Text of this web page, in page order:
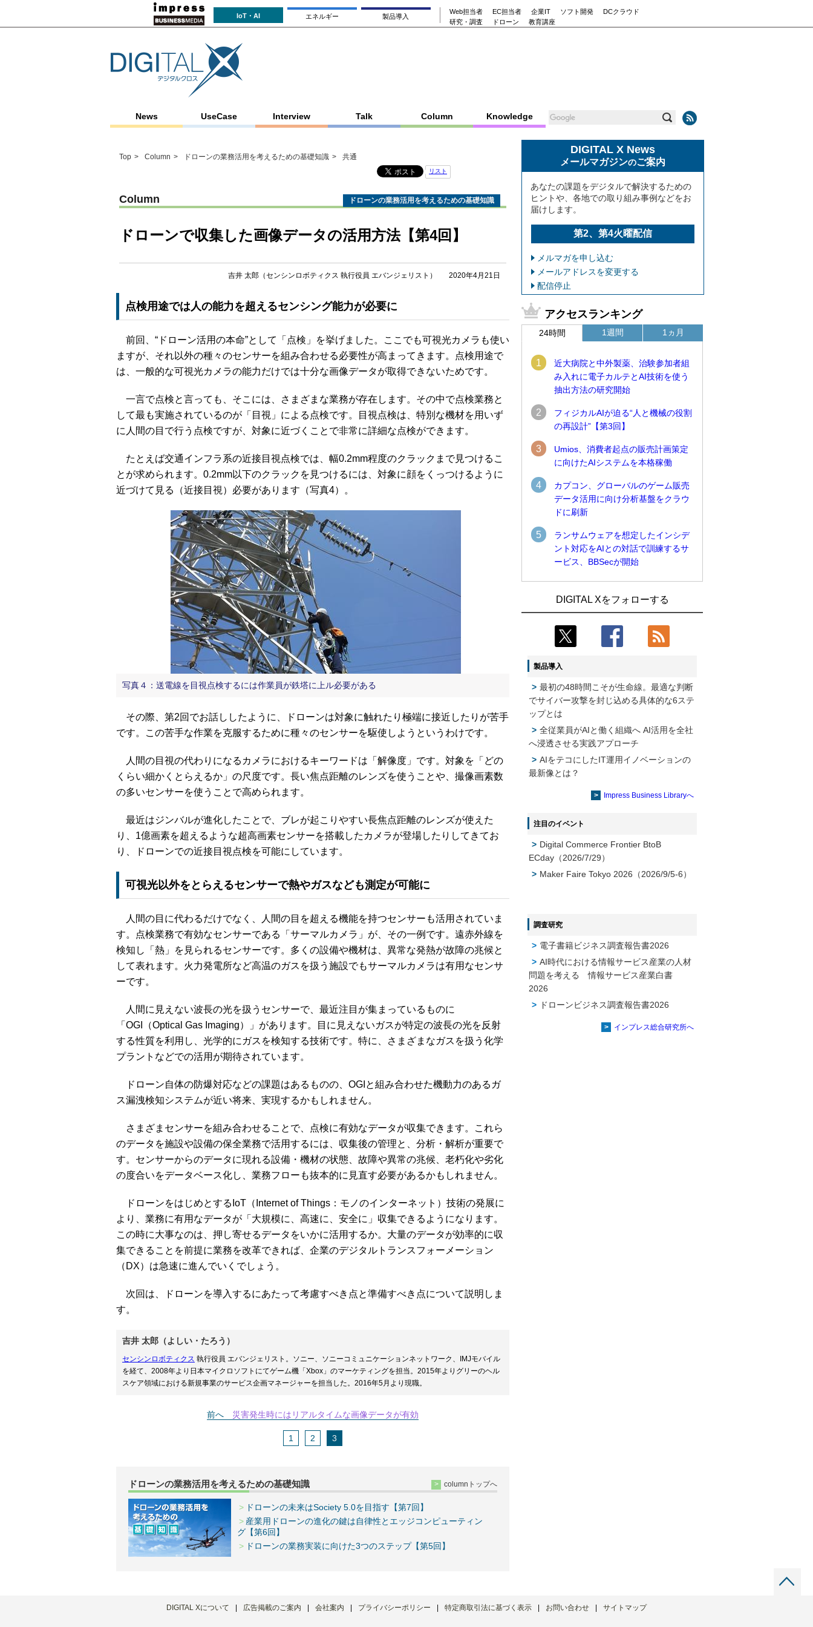
IoT・AI エネルギー 製品導入
Web担当者 EC担当者 企業IT ソフト開発
DCクラウド
研究・調査
ドローン 教育講座
News UseCase Interview Talk Column Knowledge
Top Column ドローンの業務活用を考えるための基礎知識 共通
リスト
Column ドローンの業務活用を考えるための基礎知識
ドローンで収集した画像データの活用方法【第4回】
吉井 太郎（センシンロボティクス 執行役員 エバンジェリスト） 2020年4月21日
点検用途では人の能力を超えるセンシング能力が必要に
前回、“ドローン活用の本命”として「点検」を挙げました。ここでも可視光カメラも使い
ますが、それ以外の種々のセンサーを組み合わせる必要性が高まってきます。点検用途で
は、一般的な可視光カメラの能力だけでは十分な画像データが取得できないためです。
一言で点検と言っても、そこには、さまざまな業務が存在します。その中で点検業務と
して最も実施されているのが「目視」による点検です。目視点検は、特別な機材を用いず
に人間の目で行う点検ですが、対象に近づくことで非常に詳細な点検ができます。
たとえば交通インフラ系の近接目視点検では、幅0.2mm程度のクラックまで見つけるこ
とが求められます。0.2mm以下のクラックを見つけるには、対象に顔をくっつけるように
近づけて見る（近接目視）必要があります（写真4）。
写真４：送電線を目視点検するには作業員が鉄塔に上ル必要がある
その際、第2回でお話ししたように、ドローンは対象に触れたり極端に接近したりが苦手
です。この苦手な作業を克服するために種々のセンサーを駆使しようというわけです。
人間の目視の代わりになるカメラにおけるキーワードは「解像度」です。対象を「どの
くらい細かくとらえるか」の尺度です。長い焦点距離のレンズを使うことや、撮像画素数
の多いセンサーを使うことで高められます。
最近はジンバルが進化したことで、ブレが起こりやすい長焦点距離のレンズが使えた
り、1億画素を超えるような超高画素センサーを搭載したカメラが登場したりしてきてお
り、ドローンでの近接目視点検を可能にしています。
可視光以外をとらえるセンサーで熱やガスなども測定が可能に
人間の目に代わるだけでなく、人間の目を超える機能を持つセンサーも活用されていま
す。点検業務で有効なセンサーである「サーマルカメラ」が、その一例です。遠赤外線を
検知し「熱」を見られるセンサーです。多くの設備や機材は、異常な発熱が故障の兆候と
して表れます。火力発電所など高温のガスを扱う施設でもサーマルカメラは有用なセンサ
ーです。
人間に見えない波長の光を扱うセンサーで、最近注目が集まっているものに
「OGI（Optical Gas Imaging）」があります。目に見えないガスが特定の波長の光を反射
する性質を利用し、光学的にガスを検知する技術です。特に、さまざまなガスを扱う化学
プラントなどでの活用が期待されています。
ドローン自体の防爆対応などの課題はあるものの、OGIと組み合わせた機動力のあるガ
ス漏洩検知システムが近い将来、実現するかもしれません。
さまざまセンサーを組み合わせることで、点検に有効なデータが収集できます。これら
のデータを施設や設備の保全業務で活用するには、収集後の管理と、分析・解析が重要で
す。センサーからのデータに現れる設備・機材の状態、故障や異常の兆候、老朽化や劣化
の度合いをデータベース化し、業務フローも抜本的に見直す必要があるかもしれません。
ドローンをはじめとするIoT（Internet of Things：モノのインターネット）技術の発展に
より、業務に有用なデータが「大規模に、高速に、安全に」収集できるようになります。
この時に大事なのは、押し寄せるデータをいかに活用するか。大量のデータが効率的に収
集できることを前提に業務を改革できれば、企業のデジタルトランスフォーメーション
（DX）は急速に進んでいくでしょう。
次回は、ドローンを導入するにあたって考慮すべき点と準備すべき点について説明しま
す。
吉井 太郎（よしい・たろう）
センシンロボティクス 執行役員 エバンジェリスト。ソニー、ソニーコミュニケーションネットワーク、IMJモバイル
を経て、2008年より日本マイクロソフトにてゲーム機「Xbox」のマーケティングを担当。2015年よりグリーのヘル
スケア領域における新規事業のサービス企画マネージャーを担当した。2016年5月より現職。
前へ 災害発生時にはリアルタイムな画像データが有効
1 2 3
ドローンの業務活用を考えるための基礎知識
ドローンの未来はSociety 5.0を目指す【第7回】
産業用ドローンの進化の鍵は自律性とエッジコンピューティン
グ【第6回】
ドローンの業務実装に向けた3つのステップ【第5回】
columnトップへ
DIGITAL X News
メールマガジンのご案内
あなたの課題をデジタルで解決するための
ヒントや、各地での取り組み事例などをお
届けします。
第2、第4火曜配信
メルマガを申し込む
メールアドレスを変更する
配信停止
アクセスランキング
24時間
1
近大病院と中外製薬、治験参加者組
み入れに電子カルテとAI技術を使う
抽出方法の研究開始
2
フィジカルAIが迫る“人と機械の役割
の再設計”【第3回】
3
Umios、消費者起点の販売計画策定
に向けたAIシステムを本格稼働
4
カプコン、グローバルのゲーム販売
データ活用に向け分析基盤をクラウ
ドに刷新
5
ランサムウェアを想定したインシデ
ント対応をAIとの対話で訓練するサ
ービス、BBSecが開始
1週間
けたAIシステムを本格稼働
近大病院と中外製薬、治験参加者組み入
れに電子カルテとAI技術を使う抽出方法
3
歩行ロボット利用を検証
4
【COMPUTEX 2026：Arm編】チップ自
社製造で鍵を握る台湾サプライチェー
ン、英Armが連携を強調
製造業の現場の暗黙知を組織横断で活用
するためのナレッジ管理基盤、LIGHTzが
1ヵ月
仮想化技術を使う統合基盤を本格稼働
鹿島建設、鋼管柱へのコンクリート充填
時の異常を検出するAIを遠隔監視システ
3
めているのか【第25回】
4
製造業の現場の暗黙知を組織横断で活用
するためのナレッジ管理基盤、LIGHTzが
提供
Umios、消費者起点の販売計画策定に向
けたAIシステムを本格稼働
DIGITAL Xをフォローする
製品導入
最初の48時間こそが生命線。最適な判断
でサイバー攻撃を封じ込める具体的な6ステ
ップとは
全従業員がAIと働く組織へ AI活用を全社
へ浸透させる実践アプローチ
AIをテコにしたIT運用イノベーションの
最新像とは？
Impress Business Libraryへ
注目のイベント
Digital Commerce Frontier BtoB
ECday（2026/7/29）
Maker Faire Tokyo 2026（2026/9/5-6）
調査研究
電子書籍ビジネス調査報告書2026
AI時代における情報サービス産業の⼈材
問題を考える 情報サービス産業⽩書
2026
ドローンビジネス調査報告書2026
インプレス総合研究所へ
DIGITAL Xについて 広告掲載のご案内 会社案内 プライバシーポリシー 特定商取引法に基づく表示 お問い合わせ サイトマップ